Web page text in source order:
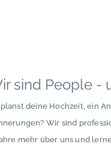
sind People -
planst deine Hochzeit, ein
Wir sind
mehr über uns und